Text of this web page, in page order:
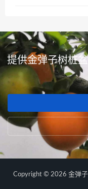
提供金弹子树桩
Copyright © 2026 金弹子